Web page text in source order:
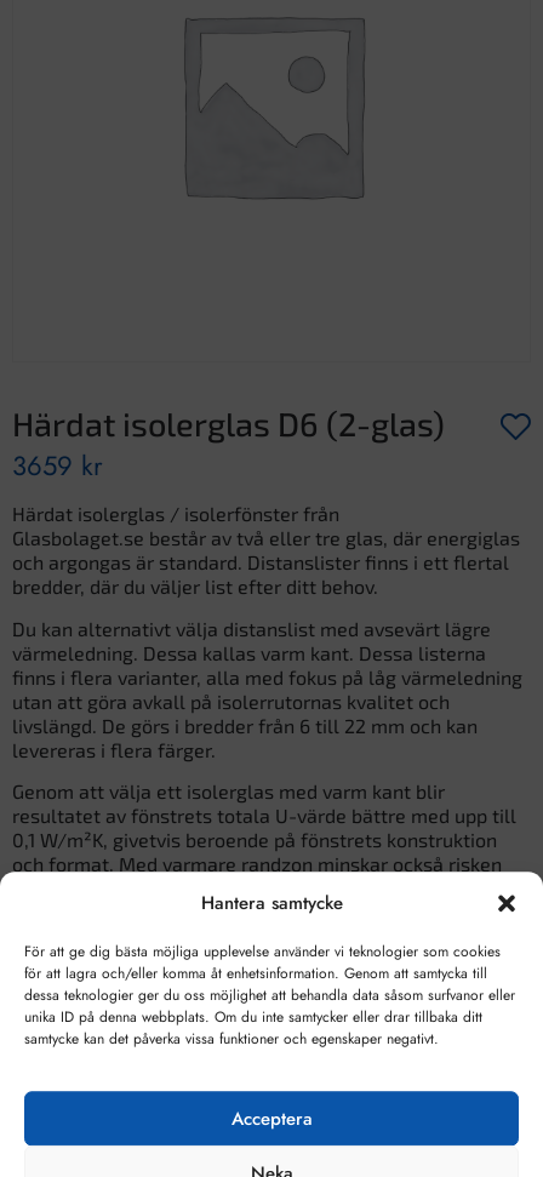
Hantera samtycke
För att ge dig bästa möjliga upplevelse använder vi teknologier som cookies
för att lagra och/eller komma åt enhetsinformation. Genom att samtycka till
dessa teknologier ger du oss möjlighet att behandla data såsom surfvanor eller
unika ID på denna webbplats. Om du inte samtycker eller drar tillbaka ditt
samtycke kan det påverka vissa funktioner och egenskaper negativt.
Acceptera
Härdat isolerglas D6 (2-glas)
3659 kr
Härdat isolerglas / isolerfönster från
Glasbolaget.se består av två eller tre glas, där energiglas
och argongas är standard. Distanslister finns i ett flertal
bredder, där du väljer list efter ditt behov.
Du kan alternativt välja distanslist med avsevärt lägre
värmeledning. Dessa kallas varm kant. Dessa listerna
finns i flera varianter, alla med fokus på låg värmeledning
utan att göra avkall på isolerrutornas kvalitet och
livslängd. De görs i bredder från 6 till 22 mm och kan
levereras i flera färger.
Genom att välja ett isolerglas med varm kant blir
resultatet av fönstrets totala U-värde bättre med upp till
0,1 W/m²K, givetvis beroende på fönstrets konstruktion
och format. Med varmare randzon minskar också risken
Vid beställning av isolerglas i andra mått eller former som
vi erbjuder här på hemsidan, kontakta oss med dina
önskemål, så hjälper vi dig.